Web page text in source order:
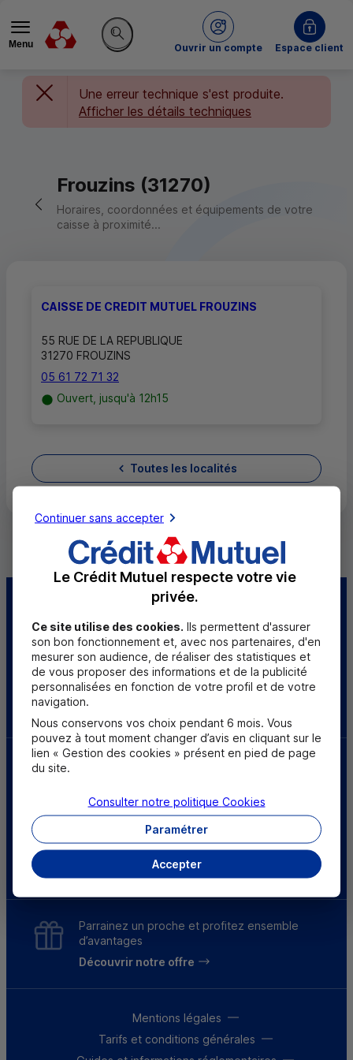
Menu
Rechercher sur le site
Ouvrir un compte
du Crédit MutuelEspace client
Une erreur technique s'est produite.
Afficher les détails techniques
Retour vers la page précédente
Frouzins (31270)
Horaires, coordonnées et équipements de votre
caisse à proximité...
CAISSE DE CREDIT MUTUEL FROUZINS
55 RUE DE LA REPUBLIQUE
31270 FROUZINS
05 61 72 71 32
Ouvert, jusqu'à 12h15
Toutes les localités
Sourds et
malentendants
* Résultats 2025, selon une enquête menée auprès de 27 600 clients du 3 au 30 juin 2025.
Parrainez un proche et profitez ensemble
d’avantages
Découvrir notre offre
Mentions légales
Tarifs et conditions générales
Continuer sans accepter
Le Crédit Mutuel respecte votre vie
privée.
Ce site utilise des cookies. Ils permettent d'assurer
son bon fonctionnement et, avec nos partenaires, d'en
mesurer son audience, de réaliser des statistiques et
de vous proposer des informations et de la publicité
personnalisées en fonction de votre profil et de votre
navigation.
Nous conservons vos choix pendant 6 mois. Vous
pouvez à tout moment changer d’avis en cliquant sur le
lien « Gestion des cookies » présent en pied de page
du site.
Accepter
Paramétrer
Consulter notre politique Cookies